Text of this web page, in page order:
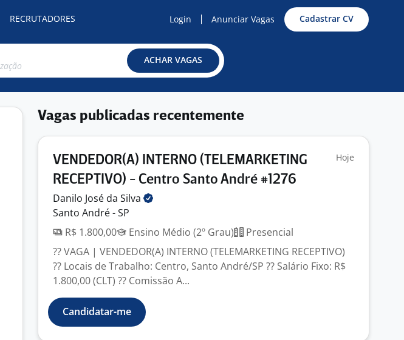
RECRUTADORES Login Anunciar Vagas Cadastrar CV
ACHAR VAGAS
Vagas publicadas recentemente
VENDEDOR(A) INTERNO (TELEMARKETING
RECEPTIVO) - Centro Santo André #1276
Hoje
Danilo José da Silva
Santo André - SP
R$ 1.800,00
Ensino Médio (2º Grau)
Presencial
?? VAGA | VENDEDOR(A) INTERNO (TELEMARKETING RECEPTIVO)
?? Locais de Trabalho: Centro, Santo André/SP ?? Salário Fixo: R$
1.800,00 (CLT) ?? Comissão A...
Candidatar-me